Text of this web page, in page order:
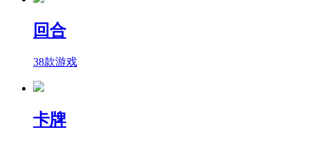
回合
38款游戏
卡牌